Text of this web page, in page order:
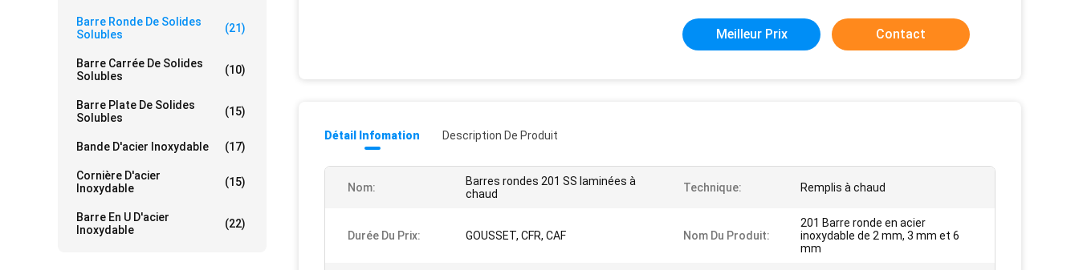
Barre Ronde De Solides
Solubles
(21)
Barre Carrée De Solides
Solubles
(10)
Barre Plate De Solides
Solubles
(15)
Bande D'acier Inoxydable (17)
Cornière D'acier
Inoxydable
(15)
Barre En U D'acier
Inoxydable
(22)
Meilleur Prix Contact
Détail Infomation Description De Produit
Nom:
Barres rondes 201 SS laminées à
chaud
Technique: Remplis à chaud
Durée Du Prix: GOUSSET, CFR, CAF Nom Du Produit:
201 Barre ronde en acier
inoxydable de 2 mm, 3 mm et 6
mm